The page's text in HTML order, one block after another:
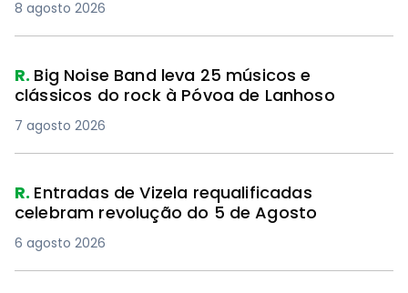
8 agosto 2026
R. Big Noise Band leva 25 músicos e
clássicos do rock à Póvoa de Lanhoso
7 agosto 2026
R. Entradas de Vizela requalificadas
celebram revolução do 5 de Agosto
6 agosto 2026